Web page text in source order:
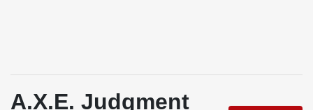
A.X.E. Judgment